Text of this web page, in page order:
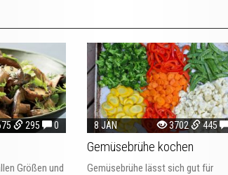
295 0
Größen und
8 JÄN 3702 445
Gemüsebrühe kochen
Gemüsebrühe lässt sich gut für